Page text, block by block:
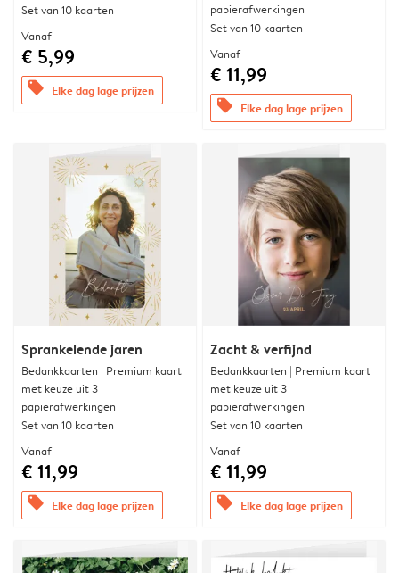
Set van 10 kaarten
Vanaf
€ 5,99
offers Elke dag lage prijzen
papierafwerkingen
Set van 10 kaarten
Vanaf
€ 11,99
offers Elke dag lage prijzen
Sprankelende jaren
Bedankkaarten | Premium kaart
met keuze uit 3
papierafwerkingen
Set van 10 kaarten
Vanaf
€ 11,99
offers Elke dag lage prijzen
Zacht & verfijnd
Bedankkaarten | Premium kaart
met keuze uit 3
papierafwerkingen
Set van 10 kaarten
Vanaf
€ 11,99
offers Elke dag lage prijzen